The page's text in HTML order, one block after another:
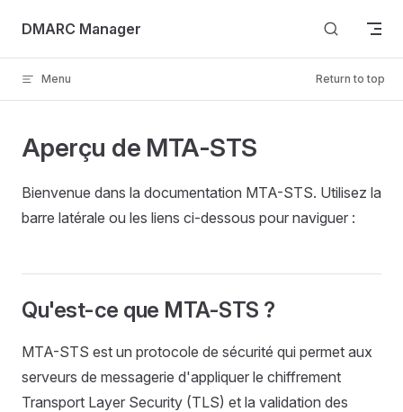
Skip to content
DMARC Manager
Menu Return to top
Aperçu de MTA-STS
Bienvenue dans la documentation MTA-STS. Utilisez la
barre latérale ou les liens ci-dessous pour naviguer :
Qu'est-ce que MTA-STS ?
MTA-STS est un protocole de sécurité qui permet aux
serveurs de messagerie d'appliquer le chiffrement
Transport Layer Security (TLS) et la validation des